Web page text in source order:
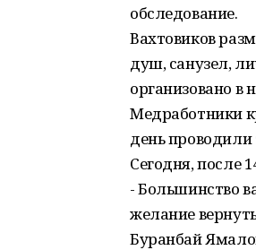
обследование.
Вахтовиков
душ, санузел,
организовано в
Медработники
день
Сегодня, после
- Большинство
желание
Буранбай